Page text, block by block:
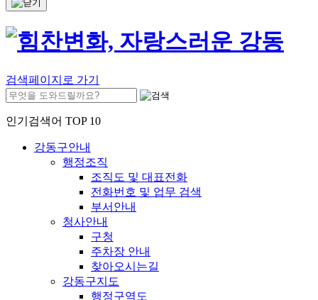
검색페이지로 가기
인기검색어 TOP 10
강동구안내
행정조직
조직도 및 대표전화
전화번호 및 업무 검색
부서안내
청사안내
구청
주차장 안내
찾아오시는길
강동구지도
행정구역도